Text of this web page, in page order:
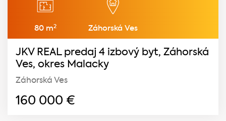
80 m2 Záhorská Ves
JKV REAL predaj 4 izbový byt, Záhorská
Ves, okres Malacky
Záhorská Ves
160 000 €